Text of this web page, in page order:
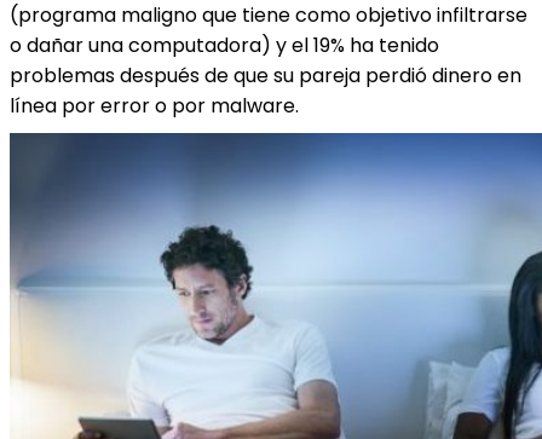
(programa maligno que tiene como objetivo infiltrarse
o dañar una computadora) y el 19% ha tenido
problemas después de que su pareja perdió dinero en
línea por error o por malware.